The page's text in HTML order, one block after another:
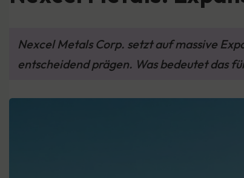
Nexcel Metals Corp. setzt auf massive
entscheidend prägen. Was bedeutet das